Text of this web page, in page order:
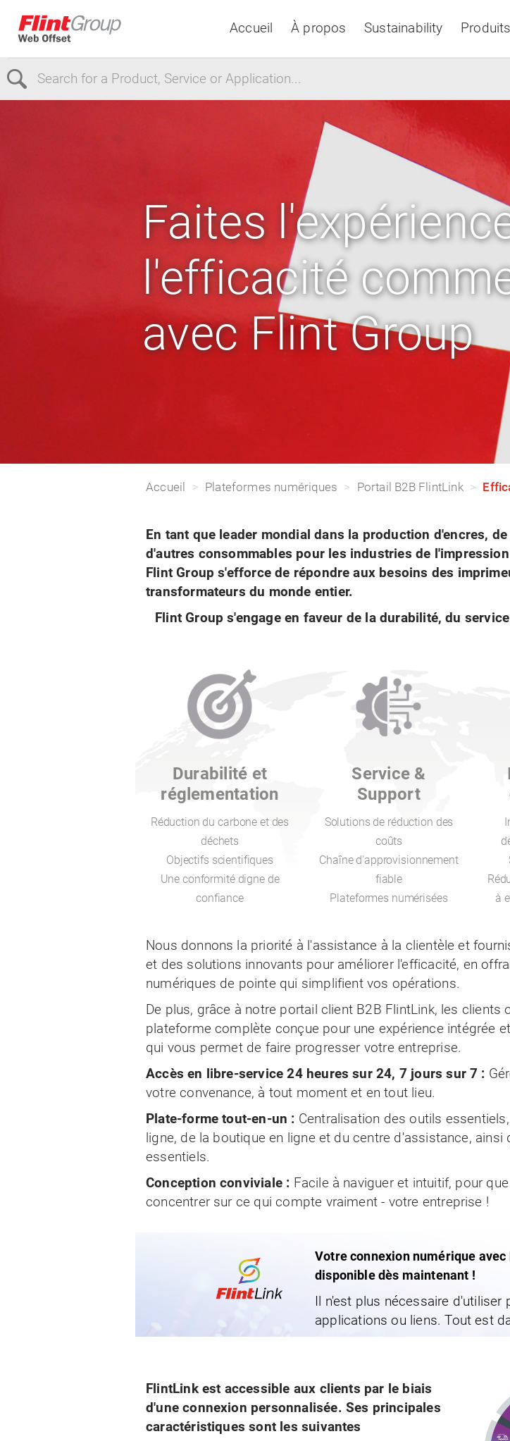
Accueil À propos Sustainability Produits
Faites
l'efficacité
avec Flint Group
Accueil Plateformes numériques Portail B2B FlintLink
En tant que leader mondial dans la production d'encres,
d'autres consommables pour les industries de
Flint Group s'efforce de répondre aux besoins des
transformateurs du monde entier.
Flint Group s'engage en faveur de la durabilité, du
Durabilité et
réglementation
Réduction du carbone et des
déchets
Objectifs scientifiques
Une conformité digne de
confiance
Service &
Support
Solutions de réduction des
coûts
Chaîne d'approvisionnement
fiable
Plateformes numérisées
à
Nous donnons la priorité à l'assistance à la clientèle et
et des solutions innovants pour améliorer l'efficacité, en
numériques de pointe qui simplifient vos opérations.
De plus, grâce à notre portail client B2B FlintLink, les clients
plateforme complète conçue pour une expérience intégrée
qui vous permet de faire progresser votre entreprise.
Accès en libre-service 24 heures sur 24, 7 jours sur 7 :
votre convenance, à tout moment et en tout lieu.
Plate-forme tout-en-un : Centralisation des outils
ligne, de la boutique en ligne et du centre d'assistance,
essentiels.
Conception conviviale : Facile à naviguer et intuitif, pour
concentrer sur ce qui compte vraiment - votre entreprise !
Votre connexion numérique avec
disponible dès maintenant !
Il n'est plus nécessaire d'utiliser
applications ou liens. Tout est
FlintLink est accessible aux clients par le biais
d'une connexion personnalisée. Ses principales
caractéristiques sont les suivantes